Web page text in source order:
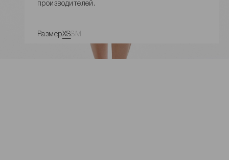
производителей.
РазмерXSS M